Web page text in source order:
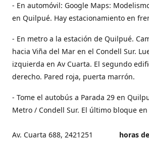
- En automóvil: Google Maps:
en Quilpué. Hay estacionamiento en
- En metro a la estación de Quilpué.
hacia Viña del Mar en el Condell Sur.
izquierda en Av Cuarta. El segundo
derecho. Pared roja, puerta marrón.
- Tome el autobús a Parada 29 en
Metro / Condell Sur. El último bloque
Av. Cuarta 688, 2421251
horas